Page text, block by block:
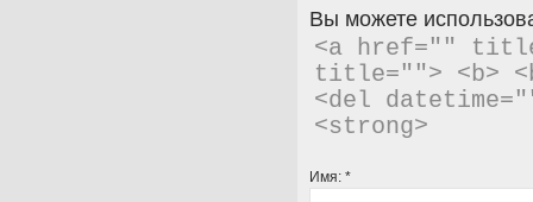
Вы можете
<a href=""
title=""> <b>
<del
<strong>
Имя: *